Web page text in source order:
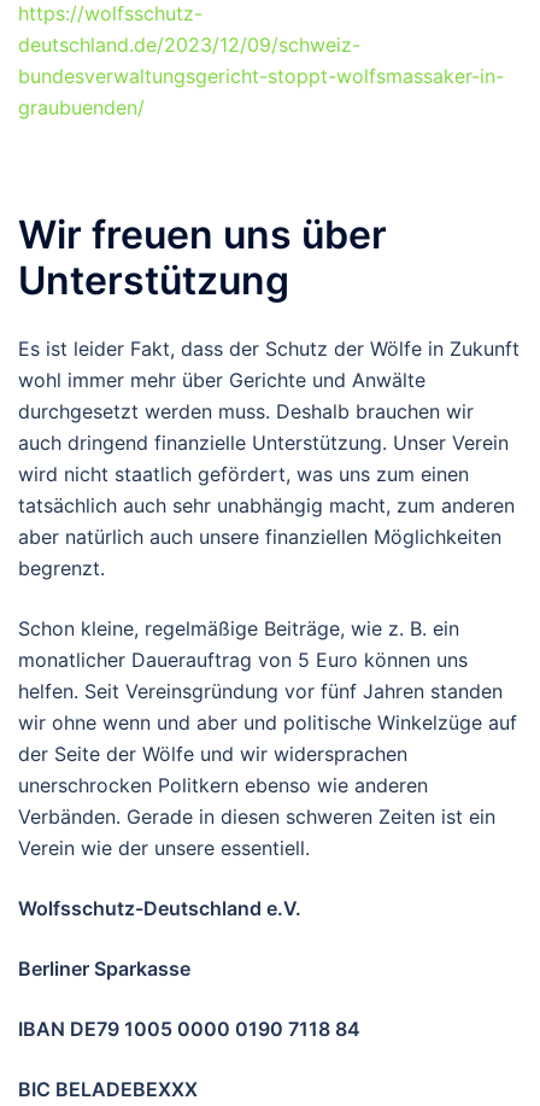
https://wolfsschutz-
deutschland.de/2023/12/09/schweiz-
bundesverwaltungsgericht-stoppt-wolfsmassaker-in-
graubuenden/
Wir freuen uns über
Unterstützung
Es ist leider Fakt, dass der Schutz der Wölfe in Zukunft
wohl immer mehr über Gerichte und Anwälte
durchgesetzt werden muss. Deshalb brauchen wir
auch dringend finanzielle Unterstützung. Unser Verein
wird nicht staatlich gefördert, was uns zum einen
tatsächlich auch sehr unabhängig macht, zum anderen
aber natürlich auch unsere finanziellen Möglichkeiten
begrenzt.
Schon kleine, regelmäßige Beiträge, wie z. B. ein
monatlicher Dauerauftrag von 5 Euro können uns
helfen. Seit Vereinsgründung vor fünf Jahren standen
wir ohne wenn und aber und politische Winkelzüge auf
der Seite der Wölfe und wir widersprachen
unerschrocken Politkern ebenso wie anderen
Verbänden. Gerade in diesen schweren Zeiten ist ein
Verein wie der unsere essentiell.
Wolfsschutz-Deutschland e.V.
Berliner Sparkasse
IBAN DE79 1005 0000 0190 7118 84
BIC BELADEBEXXX